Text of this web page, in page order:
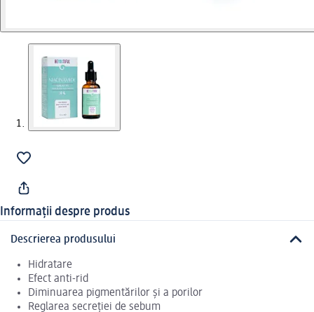
Informații despre produs
Descrierea produsului
Hidratare
Efect anti-rid
Diminuarea pigmentărilor și a porilor
Reglarea secreției de sebum